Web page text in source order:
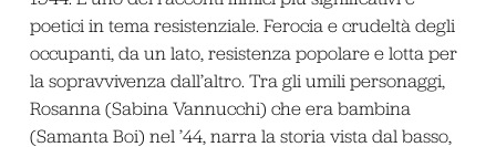
poetici in tema resistenziale. Ferocia e crudeltà degli
occupanti, da un lato, resistenza popolare e lotta per
la sopravvivenza dall’altro. Tra gli umili personaggi,
Rosanna (Sabina Vannucchi) che era bambina
(Samanta Boi) nel ’44, narra la storia vista dal basso,